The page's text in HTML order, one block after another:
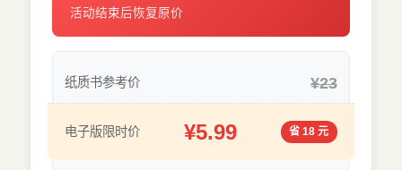
活动结束后恢复原价
纸质书参考价 ¥23
电子版限时价 ¥5.99 省 18 元